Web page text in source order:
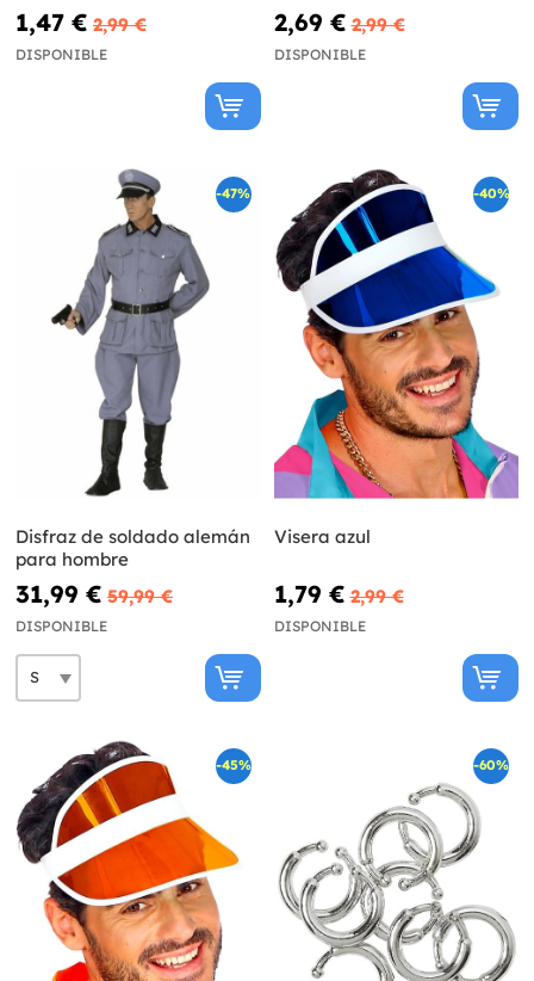
1,47 € 2,99 €
DISPONIBLE
2,69 € 2,99 €
DISPONIBLE
-47%
Disfraz de soldado alemán
para hombre
31,99 € 59,99 €
DISPONIBLE
-40%
Visera azul
1,79 € 2,99 €
DISPONIBLE
-45% -60%